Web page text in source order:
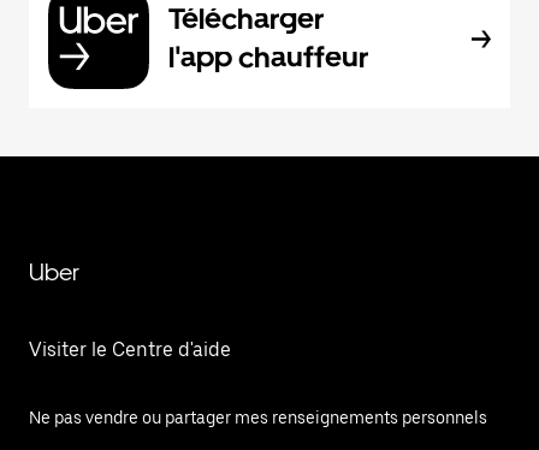
Télécharger
l'app chauffeur
Uber
Visiter le Centre d'aide
Ne pas vendre ou partager mes renseignements personnels